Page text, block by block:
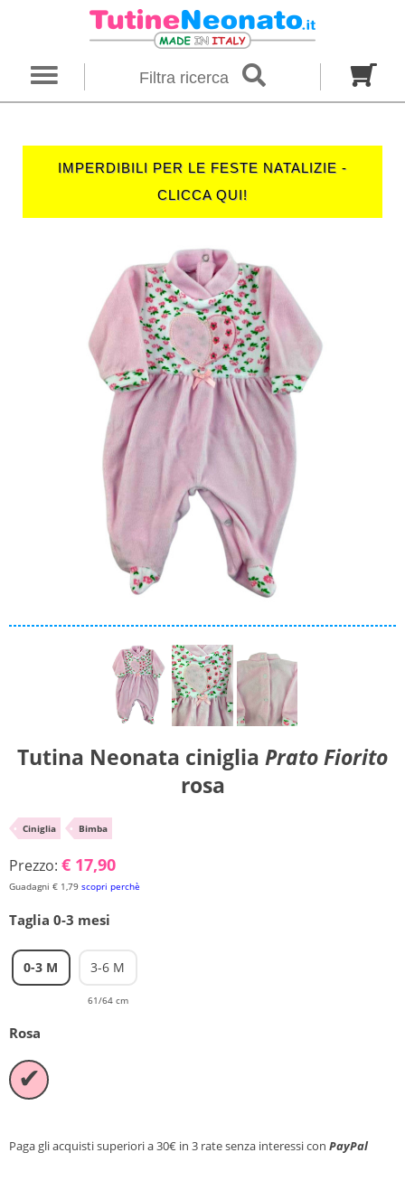
Filtra ricerca
IMPERDIBILI PER LE FESTE NATALIZIE -
CLICCA QUI!
Tutina Neonata ciniglia Prato Fiorito
rosa
• Ciniglia • Bimba
Prezzo: € 17,90
Guadagni € 1,79 scopri perchè
Taglia 0-3 mesi
0-3 M 3-6 M
61/64 cm
Rosa
✔
Paga gli acquisti superiori a 30€ in 3 rate senza interessi con PayPal
Genere
Categoria
0 M
Caldo cotone Ciniglia
Autunno/Inverno Primavera/Estate
Solo articoli in offerta
Cerca
Azzera ricerca